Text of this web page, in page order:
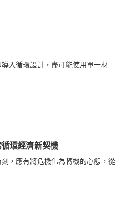
入循環設計，盡可能使用單一材
環經濟新契機
，應有將危機化為轉機的心態，從